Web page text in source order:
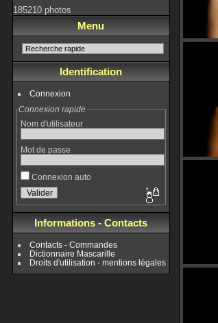
185210 photos
Menu
Identification
Connexion
Connexion rapide
Nom d'utilisateur
Mot de passe
Connexion auto
Informations - Contacts
Contacts - Commandes
Dictionnaire Mascarille
Droits d'utilisation - mentions légales